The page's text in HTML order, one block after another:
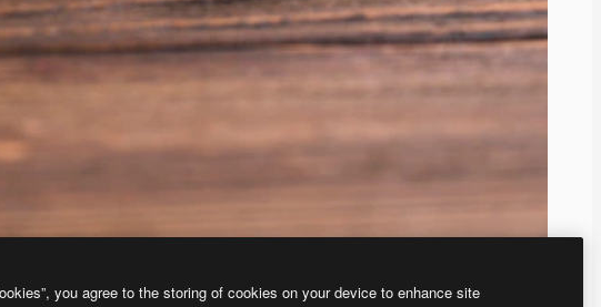
you agree to the storing of cookies on your device to enhance site